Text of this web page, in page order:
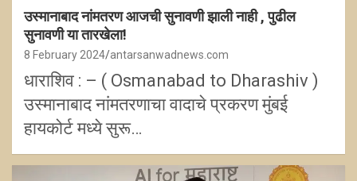
उस्मानाबाद नांमतरण आजची सुनावणी झाली नाही , पुढील
सुनावणी या तारखेला!
8 February 2024 antarsanwadnews.com
धाराशिव : – ( Osmanabad to Dharashiv )
उस्मानाबाद नांमतरणाचा वादाचे प्रकरण मुंबई
हायकोर्ट मध्ये सुरू…